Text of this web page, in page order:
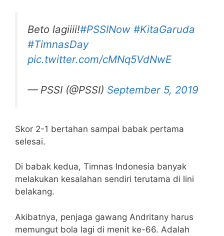
Beto lagiiii!#PSSINow #KitaGaruda
#TimnasDay
pic.twitter.com/cMNq5VdNwE
— PSSI (@PSSI) September 5, 2019
Skor 2-1 bertahan sampai babak pertama
selesai.
Di babak kedua, Timnas Indonesia banyak
melakukan kesalahan sendiri terutama di lini
belakang.
Akibatnya, penjaga gawang Andritany harus
memungut bola lagi di menit ke-66. Adalah